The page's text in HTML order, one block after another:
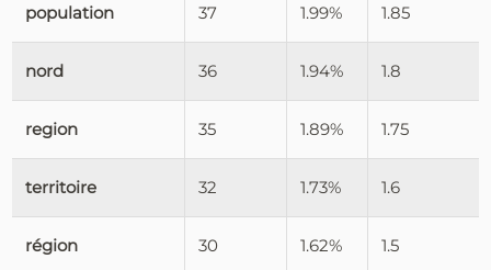
population 37 1.99% 1.85
nord 36 1.94% 1.8
region 35 1.89% 1.75
territoire 32 1.73% 1.6
région 30 1.62% 1.5